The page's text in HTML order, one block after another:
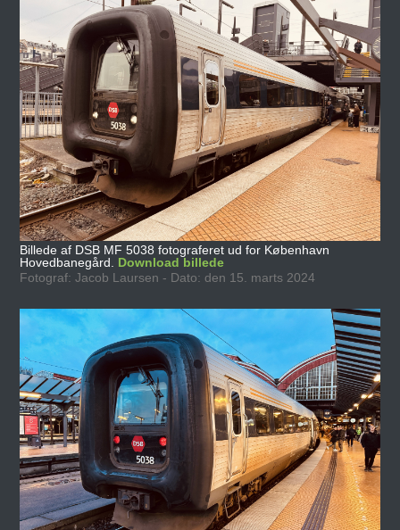
Billede af DSB MF 5038 fotograferet ud for København
Hovedbanegård. Download billede
Fotograf: Jacob Laursen - Dato: den 15. marts 2024